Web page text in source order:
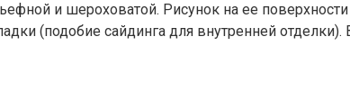
и шероховатой. Рисунок на ее
(подобие сайдинга для внутренней